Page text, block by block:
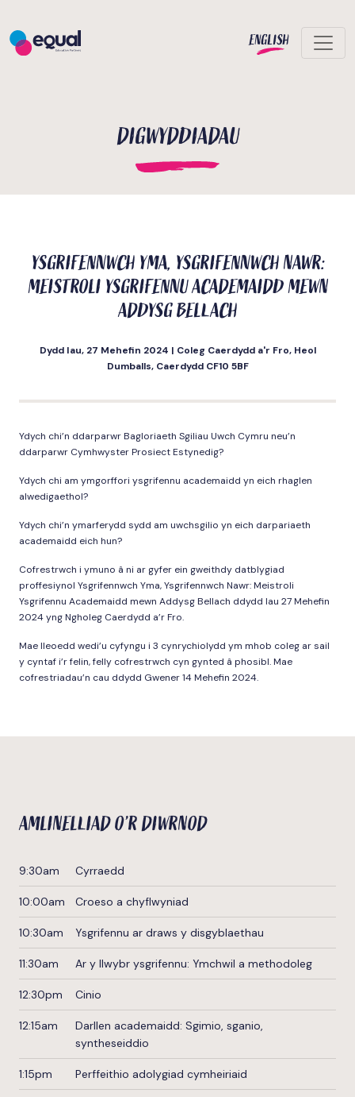
ENGLISH
DIGWYDDIADAU
YSGRIFENNWCH YMA, YSGRIFENNWCH NAWR:
MEISTROLI YSGRIFENNU ACADEMAIDD MEWN
ADDYSG BELLACH
Dydd Iau, 27 Mehefin 2024 | Coleg Caerdydd a'r Fro, Heol
Dumballs, Caerdydd CF10 5BF
Ydych chi’n ddarparwr Bagloriaeth Sgiliau Uwch Cymru neu’n
ddarparwr Cymhwyster Prosiect Estynedig?
Ydych chi am ymgorffori ysgrifennu academaidd yn eich rhaglen
alwedigaethol?
Ydych chi’n ymarferydd sydd am uwchsgilio yn eich darpariaeth
academaidd eich hun?
Cofrestrwch i ymuno â ni ar gyfer ein gweithdy datblygiad
proffesiynol Ysgrifennwch Yma, Ysgrifennwch Nawr: Meistroli
Ysgrifennu Academaidd mewn Addysg Bellach ddydd Iau 27 Mehefin
2024 yng Ngholeg Caerdydd a’r Fro.
Mae lleoedd wedi’u cyfyngu i 3 cynrychiolydd ym mhob coleg ar sail
y cyntaf i’r felin, felly cofrestrwch cyn gynted â phosibl. Mae
cofrestriadau’n cau ddydd Gwener 14 Mehefin 2024.
AMLINELLIAD O’R DIWRNOD
9:30am Cyrraedd
10:00am Croeso a chyflwyniad
10:30am Ysgrifennu ar draws y disgyblaethau
11:30am Ar y llwybr ysgrifennu: Ymchwil a methodoleg
12:30pm Cinio
12:15am
Darllen academaidd: Sgimio, sganio,
syntheseiddio
1:15pm Perffeithio adolygiad cymheiriaid